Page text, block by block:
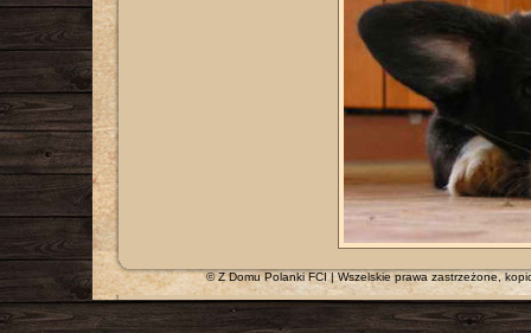
© Z Domu Polanki FCI | Wszelskie prawa zastrzeżone,